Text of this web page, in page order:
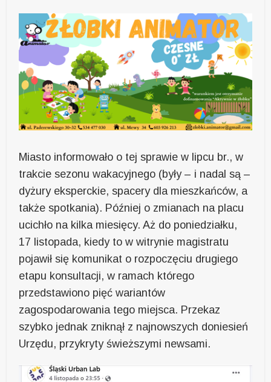
Miasto informowało o tej sprawie w lipcu br., w
trakcie sezonu wakacyjnego (były – i nadal są –
dyżury eksperckie, spacery dla mieszkańców, a
także spotkania). Później o zmianach na placu
ucichło na kilka miesięcy. Aż do poniedziałku,
17 listopada, kiedy to w witrynie magistratu
pojawił się komunikat o rozpoczęciu drugiego
etapu konsultacji, w ramach którego
przedstawiono pięć wariantów
zagospodarowania tego miejsca. Przekaz
szybko jednak zniknął z najnowszych doniesień
Urzędu, przykryty świeższymi newsami.